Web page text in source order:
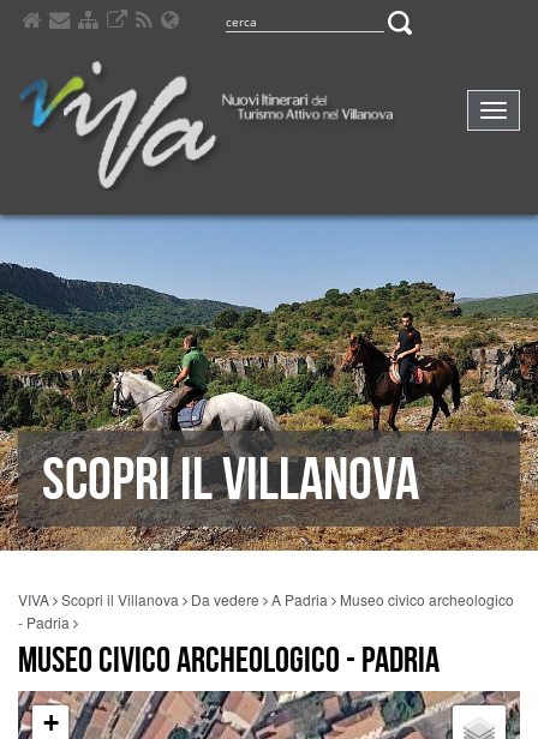
SCOPRI IL VILLANOVA
VIVA Scopri il Villanova Da vedere A Padria
Museo civico archeologico
- Padria
MUSEO CIVICO ARCHEOLOGICO - PADRIA
+